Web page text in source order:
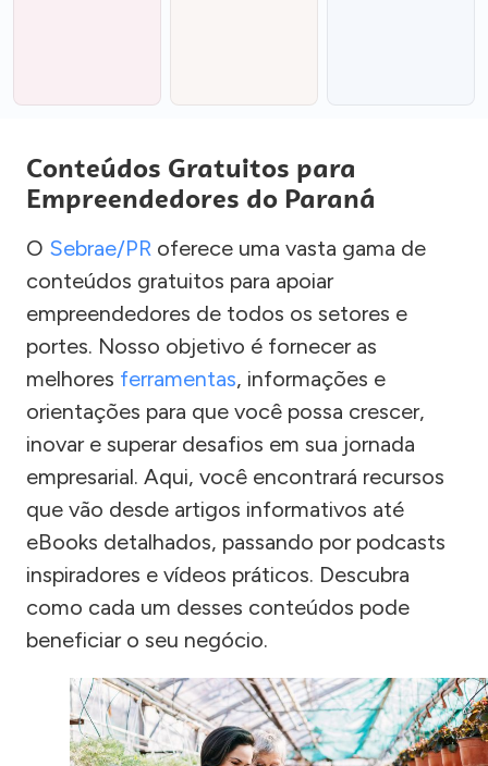
Conteúdos Gratuitos para
Empreendedores do Paraná
O Sebrae/PR oferece uma vasta gama de
conteúdos gratuitos para apoiar
empreendedores de todos os setores e
portes. Nosso objetivo é fornecer as
melhores ferramentas, informações e
orientações para que você possa crescer,
inovar e superar desafios em sua jornada
empresarial. Aqui, você encontrará recursos
que vão desde artigos informativos até
eBooks detalhados, passando por podcasts
inspiradores e vídeos práticos. Descubra
como cada um desses conteúdos pode
beneficiar o seu negócio.